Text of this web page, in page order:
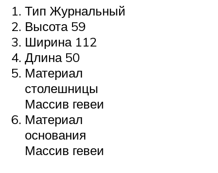
Тип Журнальный
Высота 59
Ширина 112
Длина 50
Материал
столешницы
Массив гевеи
Материал
основания
Массив гевеи